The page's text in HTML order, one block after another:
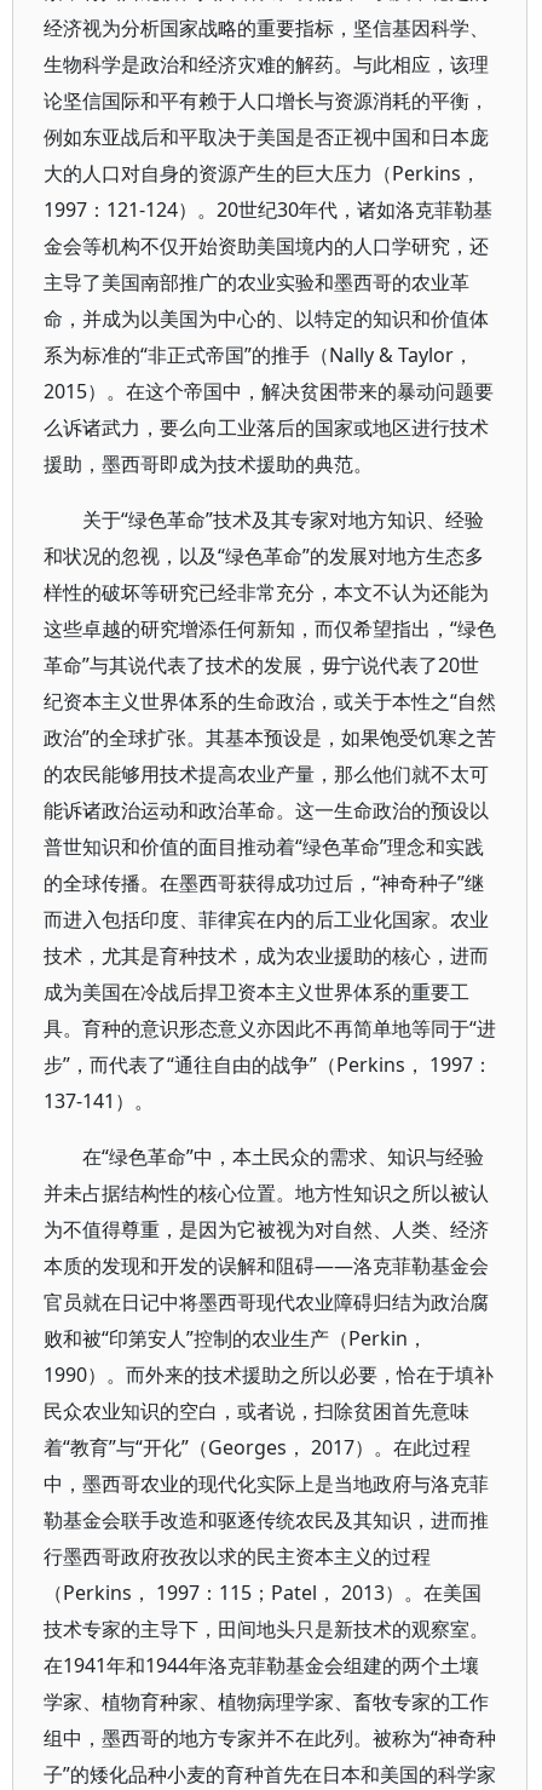
经济视为分析国家战略的重要指标，坚信基因科学、
生物科学是政治和经济灾难的解药。与此相应，该理
论坚信国际和平有赖于人口增长与资源消耗的平衡，
例如东亚战后和平取决于美国是否正视中国和日本庞
大的人口对自身的资源产生的巨大压力（Perkins，
1997：121-124）。20世纪30年代，诸如洛克菲勒基
金会等机构不仅开始资助美国境内的人口学研究，还
主导了美国南部推广的农业实验和墨西哥的农业革
命，并成为以美国为中心的、以特定的知识和价值体
系为标准的“非正式帝国”的推手（Nally & Taylor，
2015）。在这个帝国中，解决贫困带来的暴动问题要
么诉诸武力，要么向工业落后的国家或地区进行技术
援助，墨西哥即成为技术援助的典范。
关于“绿色革命”技术及其专家对地方知识、经验
和状况的忽视，以及“绿色革命”的发展对地方生态多
样性的破坏等研究已经非常充分，本文不认为还能为
这些卓越的研究增添任何新知，而仅希望指出，“绿色
革命”与其说代表了技术的发展，毋宁说代表了20世
纪资本主义世界体系的生命政治，或关于本性之“自然
政治”的全球扩张。其基本预设是，如果饱受饥寒之苦
的农民能够用技术提高农业产量，那么他们就不太可
能诉诸政治运动和政治革命。这一生命政治的预设以
普世知识和价值的面目推动着“绿色革命”理念和实践
的全球传播。在墨西哥获得成功过后，“神奇种子”继
而进入包括印度、菲律宾在内的后工业化国家。农业
技术，尤其是育种技术，成为农业援助的核心，进而
成为美国在冷战后捍卫资本主义世界体系的重要工
具。育种的意识形态意义亦因此不再简单地等同于“进
步”，而代表了“通往自由的战争”（Perkins， 1997：
137-141）。
在“绿色革命”中，本土民众的需求、知识与经验
并未占据结构性的核心位置。地方性知识之所以被认
为不值得尊重，是因为它被视为对自然、人类、经济
本质的发现和开发的误解和阻碍——洛克菲勒基金会
官员就在日记中将墨西哥现代农业障碍归结为政治腐
败和被“印第安人”控制的农业生产（Perkin，
1990）。而外来的技术援助之所以必要，恰在于填补
民众农业知识的空白，或者说，扫除贫困首先意味
着“教育”与“开化”（Georges， 2017）。在此过程
中，墨西哥农业的现代化实际上是当地政府与洛克菲
勒基金会联手改造和驱逐传统农民及其知识，进而推
行墨西哥政府孜孜以求的民主资本主义的过程
（Perkins， 1997：115；Patel， 2013）。在美国
技术专家的主导下，田间地头只是新技术的观察室。
在1941年和1944年洛克菲勒基金会组建的两个土壤
学家、植物育种家、植物病理学家、畜牧专家的工作
组中，墨西哥的地方专家并不在此列。被称为“神奇种
子”的矮化品种小麦的育种首先在日本和美国的科学家